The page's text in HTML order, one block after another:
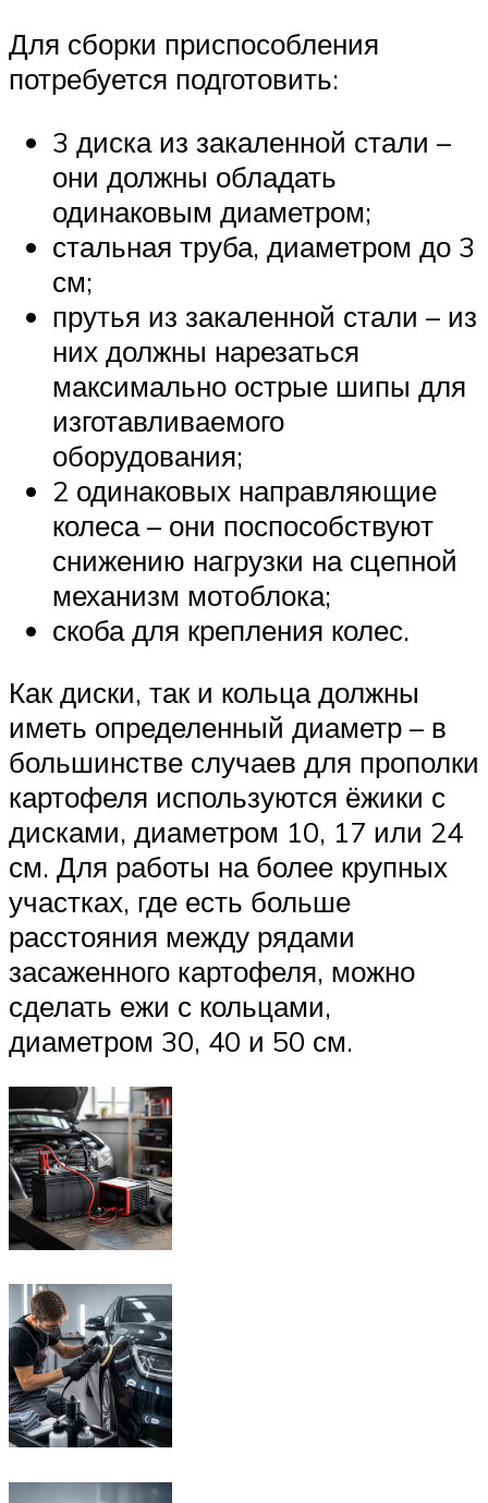
Для сборки приспособления
потребуется подготовить:
3 диска из закаленной стали –
они должны обладать
одинаковым диаметром;
стальная труба, диаметром до 3
см;
прутья из закаленной стали – из
них должны нарезаться
максимально острые шипы для
изготавливаемого
оборудования;
2 одинаковых направляющие
колеса – они поспособствуют
снижению нагрузки на сцепной
механизм мотоблока;
скоба для крепления колес.
Как диски, так и кольца должны
иметь определенный диаметр – в
большинстве случаев для прополки
картофеля используются ёжики с
дисками, диаметром 10, 17 или 24
см. Для работы на более крупных
участках, где есть больше
расстояния между рядами
засаженного картофеля, можно
сделать ежи с кольцами,
диаметром 30, 40 и 50 см.